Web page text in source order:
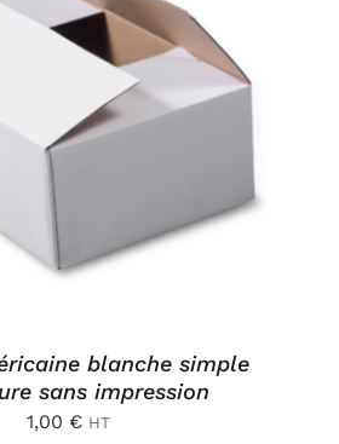
AU PANIER
/
blanche simple
sans impression
1,00 € HT